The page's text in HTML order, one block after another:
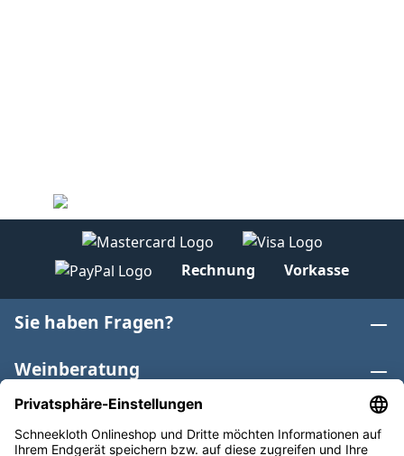
Rechnung Vorkasse
Sie haben Fragen?
Weinberatung
Informationen